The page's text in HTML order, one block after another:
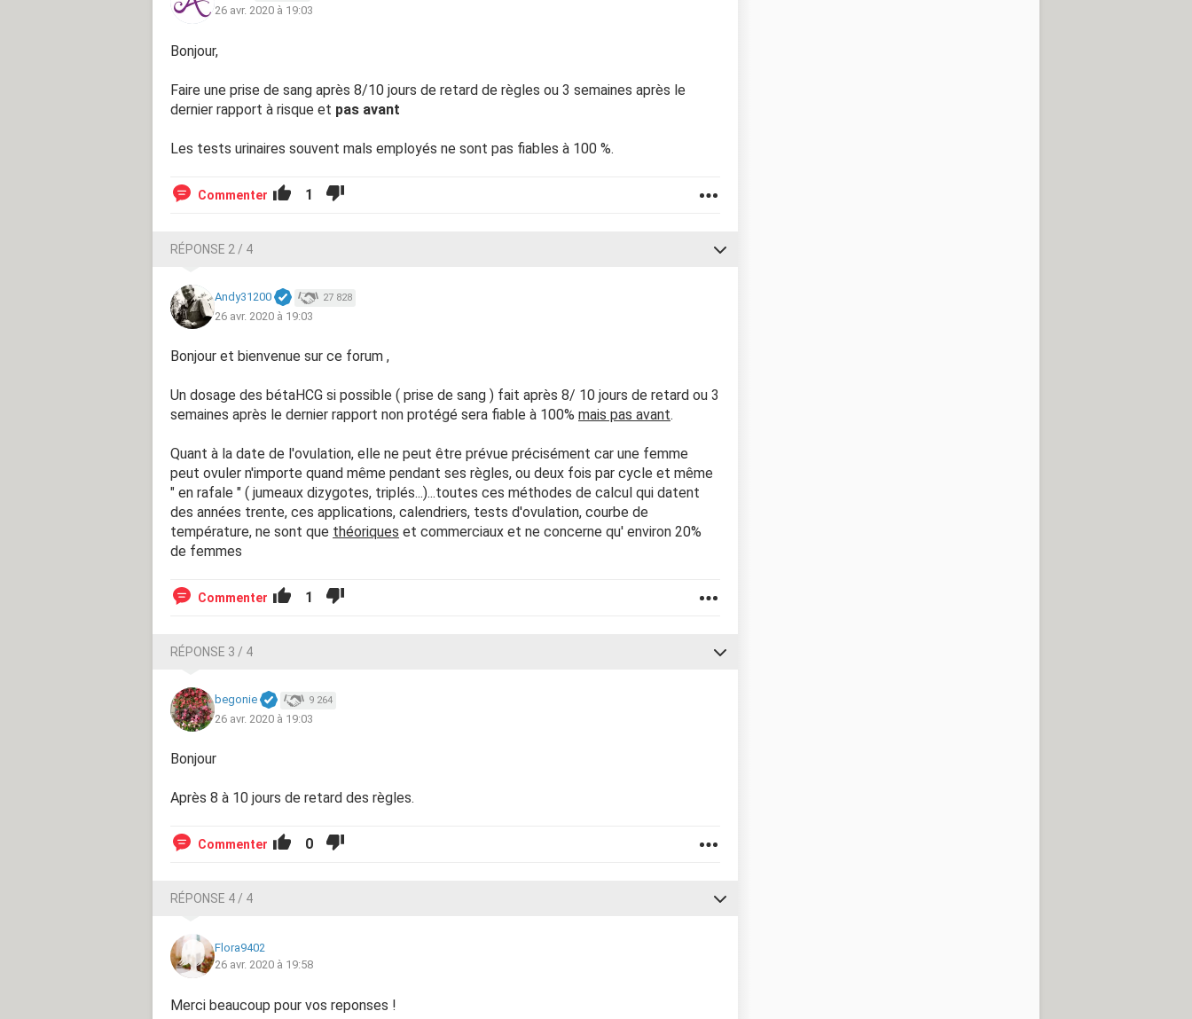
26 avr. 2020 à 19:03
Bonjour,
Faire une prise de sang après 8/10 jours de retard de règles ou 3 semaines après le
dernier rapport à risque et pas avant
Les tests urinaires souvent mals employés ne sont pas fiables à 100 %.
Commenter 1
RÉPONSE 2 / 4
Andy31200 27 828
26 avr. 2020 à 19:03
Bonjour et bienvenue sur ce forum ,
Un dosage des bétaHCG si possible ( prise de sang ) fait après 8/ 10 jours de retard ou 3
semaines après le dernier rapport non protégé sera fiable à 100% mais pas avant.
Quant à la date de l'ovulation, elle ne peut être prévue précisément car une femme
peut ovuler n'importe quand même pendant ses règles, ou deux fois par cycle et même
" en rafale " ( jumeaux dizygotes, triplés...)...toutes ces méthodes de calcul qui datent
des années trente, ces applications, calendriers, tests d'ovulation, courbe de
température, ne sont que théoriques et commerciaux et ne concerne qu' environ 20%
de femmes
Commenter 1
RÉPONSE 3 / 4
begonie 9 264
26 avr. 2020 à 19:03
Bonjour
Après 8 à 10 jours de retard des règles.
Commenter 0
RÉPONSE 4 / 4
Flora9402
26 avr. 2020 à 19:58
Merci beaucoup pour vos reponses !